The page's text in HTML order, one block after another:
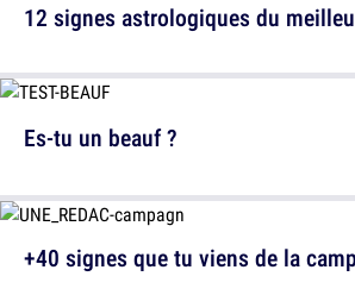
12 signes astrologiques du
Es-tu un beauf ?
+40 signes que tu viens de la